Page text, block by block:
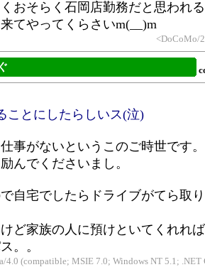
おそらく石岡店勤務だと思われ
てやってくらさいm(__)m
<DoCoMo/
ことにしたらしいス(泣)
事がないというこのご時世です。
んでくださいまし。
自宅でしたらドライブがてら取
ど家族の人に預けといてくれれ
。。
4.0 (compatible; MSIE 7.0; Windows NT 5.1;